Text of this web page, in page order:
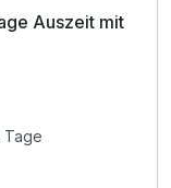
Auszeit mit
Tage